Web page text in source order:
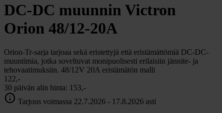
DC-DC muunnin Victron
Orion 48/12-20A
Orion-Tr-sarja tarjoaa sekä eristettyjä että eristämättömiä DC-DC-
muuntimia, jotka soveltuvat monipuolisesti erilaisiin jännite- ja
tehovaatimuksiin. 48/12V 20A eristämätön malli
122,-
30 päivän alin hinta: 153,-
info Tarjous voimassa 22.7.2026 - 17.8.2026 asti